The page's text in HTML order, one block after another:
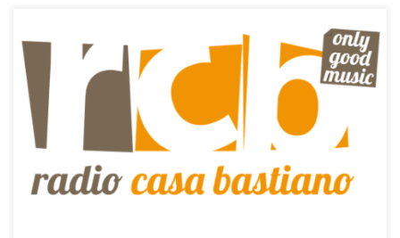
Mi rendo conto di aver fatto un po’ di confusione nelle ultime
settimane con questi due oggetti, ma probabilmente dovevo solo
metterli meglio a fuoco e soprattutto separarli. Da oggi, quindi,
una cosa sarà l’attivazione della funzione Genius nella
programmazione della radio, un’altra la rubrica”Il mio disco della
settimana“.